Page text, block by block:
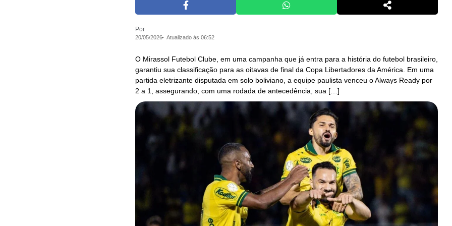
Por
20/05/2026 Atualizado às 06:52
O Mirassol Futebol Clube, em uma campanha que já entra para a história do futebol brasileiro,
garantiu sua classificação para as oitavas de final da Copa Libertadores da América. Em uma
partida eletrizante disputada em solo boliviano, a equipe paulista venceu o Always Ready por
2 a 1, assegurando, com uma rodada de antecedência, sua […]